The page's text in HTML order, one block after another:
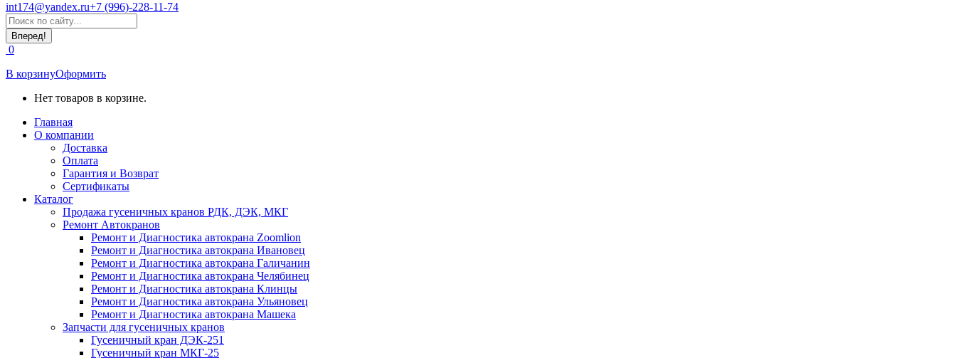
int174@yandex.ru+7 (996)-228-11-74
Страница
WhatsApp
открывается
в
новом
окне
Поиск:
0
В корзинуОформить
Нет товаров в корзине.
Главная
О компании
Доставка
Оплата
Гарантия и Возврат
Сертификаты
Каталог
Продажа гусеничных кранов РДК, ДЭК, МКГ
Ремонт Автокранов
Ремонт и Диагностика автокрана Zoomlion
Ремонт и Диагностика автокрана Ивановец
Ремонт и Диагностика автокрана Галичанин
Ремонт и Диагностика автокрана Челябинец
Ремонт и Диагностика автокрана Клинцы
Ремонт и Диагностика автокрана Ульяновец
Ремонт и Диагностика автокрана Машека
Запчасти для гусеничных кранов
Гусеничный кран ДЭК-251
Гусеничный кран МКГ-25